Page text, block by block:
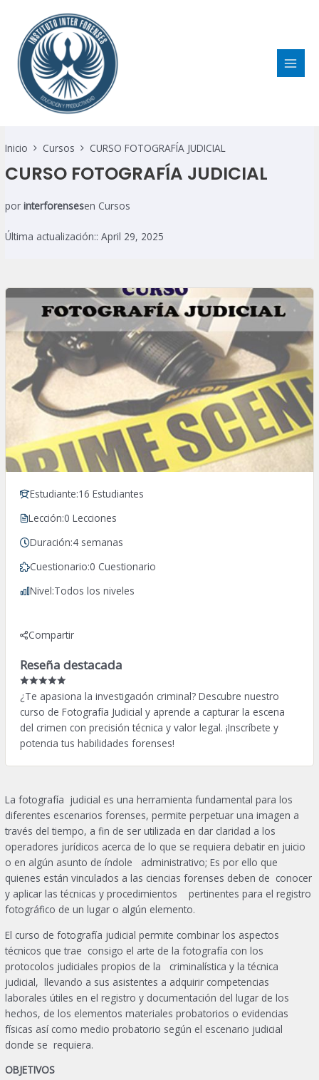
contenido
Inicio Cursos CURSO FOTOGRAFÍA JUDICIAL
CURSO FOTOGRAFÍA JUDICIAL
por interforensesen Cursos
Última actualización:: April 29, 2025
La fotografía judicial es una herramienta fundamental para los
diferentes escenarios forenses, permite perpetuar una imagen a
través del tiempo, a fin de ser utilizada en dar claridad a los
operadores jurídicos acerca de lo que se requiera debatir en juicio
o en algún asunto de índole administrativo; Es por ello que
quienes están vinculados a las ciencias forenses deben de conocer
y aplicar las técnicas y procedimientos pertinentes para el registro
fotográfico de un lugar o algún elemento.
El curso de fotografía judicial permite combinar los aspectos
técnicos que trae consigo el arte de la fotografía con los
protocolos judiciales propios de la criminalística y la técnica
judicial, llevando a sus asistentes a adquirir competencias
laborales útiles en el registro y documentación del lugar de los
hechos, de los elementos materiales probatorios o evidencias
físicas así como medio probatorio según el escenario judicial
donde se requiera.
OBJETIVOS
Estudiante:16 Estudiantes
Lección:0 Lecciones
Duración:4 semanas
Cuestionario:0 Cuestionario
Nivel:Todos los niveles
Compartir
Reseña destacada
¿Te apasiona la investigación criminal? Descubre nuestro
curso de Fotografía Judicial y aprende a capturar la escena
del crimen con precisión técnica y valor legal. ¡Inscríbete y
potencia tus habilidades forenses!